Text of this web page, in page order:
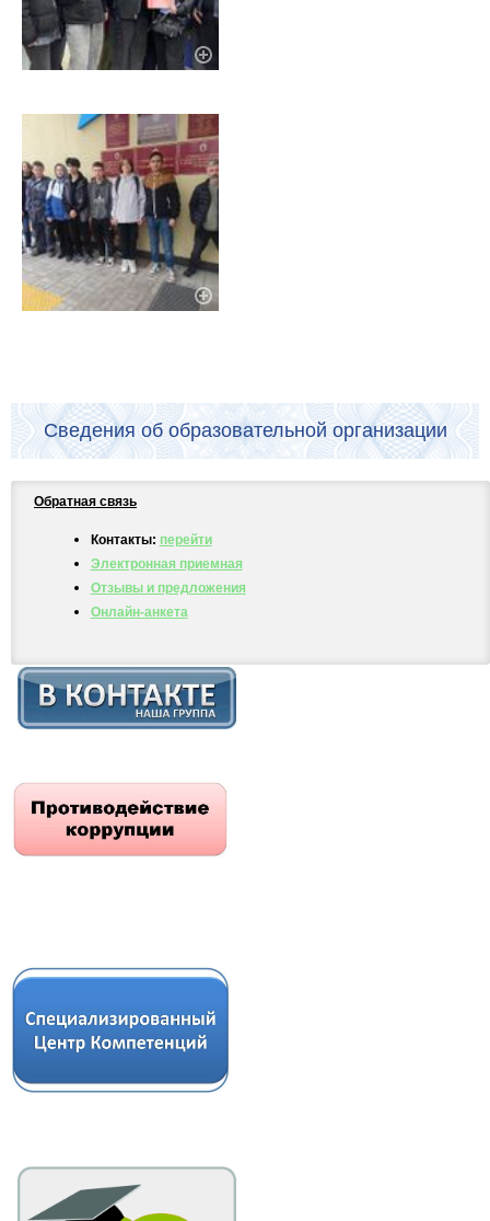
Сведения об образовательной организации
Обратная связь
Контакты: перейти
Электронная приемная
Отзывы и предложения
Онлайн-анкета